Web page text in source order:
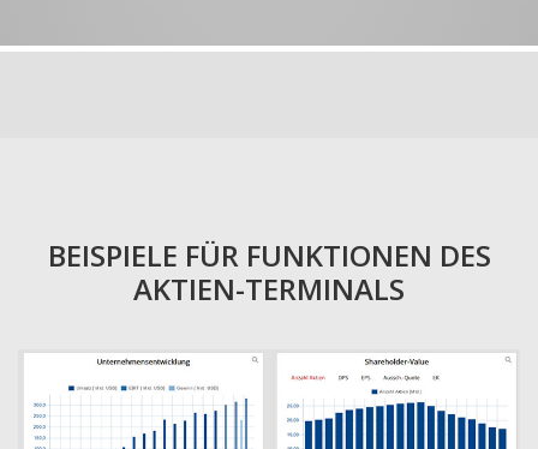
BEISPIELE FÜR FUNKTIONEN DES
AKTIEN-TERMINALS